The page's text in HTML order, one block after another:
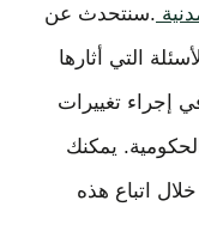
.سنتحدث عن
التي أثارها
إجراء تغييرات
يمكنك
اتباع هذه